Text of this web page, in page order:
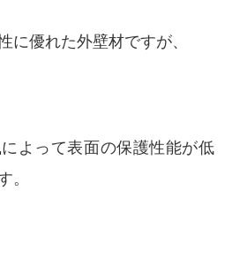
に優れた外壁材ですが、
よって表面の保護性能が低
。